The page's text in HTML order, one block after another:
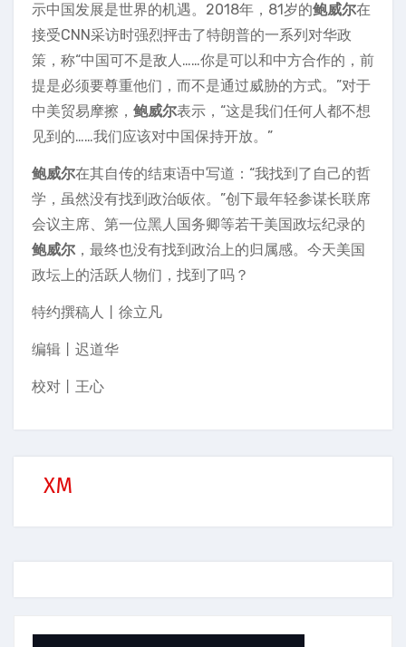
示中国发展是世界的机遇。2018年，81岁的鲍威尔在
接受CNN采访时强烈抨击了特朗普的一系列对华政
策，称“中国可不是敌人……你是可以和中方合作的，前
提是必须要尊重他们，而不是通过威胁的方式。”对于
中美贸易摩擦， 鲍威尔表示，“这是我们任何人都不想
见到的……我们应该对中国保持开放。”
鲍威尔在其自传的结束语中写道：“我找到了自己的哲
学，虽然没有找到政治皈依。”创下最年轻参谋长联席
会议主席、第一位黑人国务卿等若干美国政坛纪录的
鲍威尔 ，最终也没有找到政治上的归属感。今天美国
政坛上的活跃人物们，找到了吗？
特约撰稿人丨徐立凡
编辑丨迟道华
校对丨王心
XM